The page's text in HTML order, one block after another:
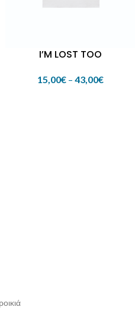
I’M LOST TOO
15,00€ – 43,00€